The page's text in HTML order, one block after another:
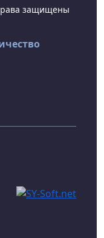
защищены